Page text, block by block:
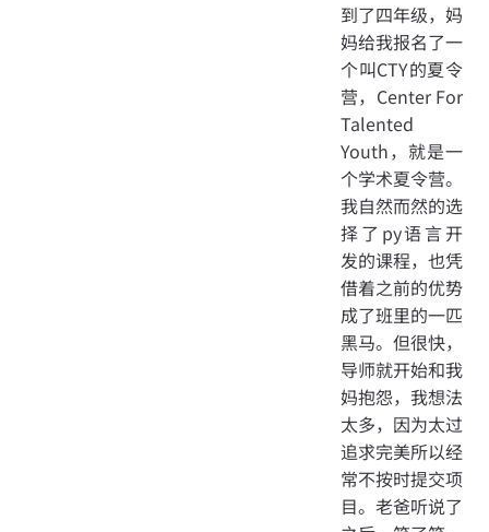
到了四年级，妈
妈给我报名了一
个叫CTY的夏令
营，Center For
Talented
Youth，就是一
个学术夏令营。
我自然而然的选
择了py语言开
发的课程，也凭
借着之前的优势
成了班里的一匹
黑马。但很快，
导师就开始和我
妈抱怨，我想法
太多，因为太过
追求完美所以经
常不按时提交项
目。老爸听说了